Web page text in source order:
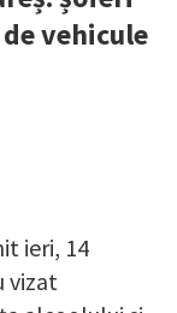
vehicule
ieri, 14
vizat